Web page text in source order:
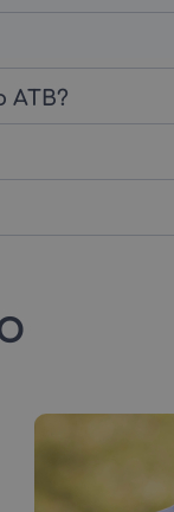
АТВ?